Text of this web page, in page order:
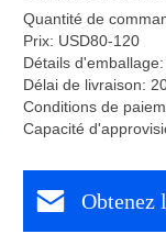
Quantité de
Prix: USD80-120
Détails
Délai de livraison:
Conditions de
Capacité
Obtenez